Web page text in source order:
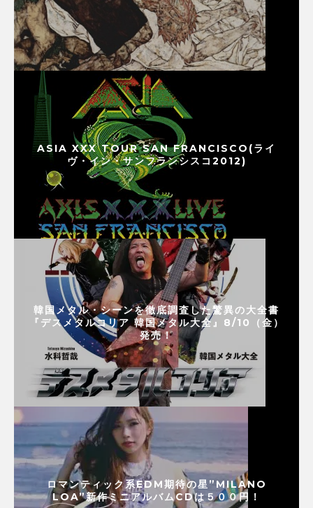
ASIA XXX TOUR SAN FRANCISCO(ライ
ヴ・イン・サンフランシスコ2012)
韓国メタル・シーンを徹底調査した驚異の大全書
『デスメタルコリア 韓国メタル大全』8/10（金）
発売！
ロマンティック系EDM期待の星”MILANO
LOA”新作ミニアルバムCDは５００円！